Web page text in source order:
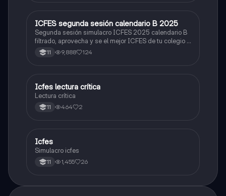
ICFES: Lectura Crítica
ICFES segunda sesión calendario B 2025
Segunda sesión simulacro ICFES 2025 calendario B
filtrado, aprovecha y se el mejor ICFES de tu colegio y
poder ingresar a universidad, y estudiar aquella
carrera con la que tanto sueñas.
11 9,888 124
Lengua Castellana
Icfes lectura crítica
Lectura crítica
11 464 2
ICFES: Sociales y Ciudadanas
Icfes
Simulacro icfes
11 1,455 26